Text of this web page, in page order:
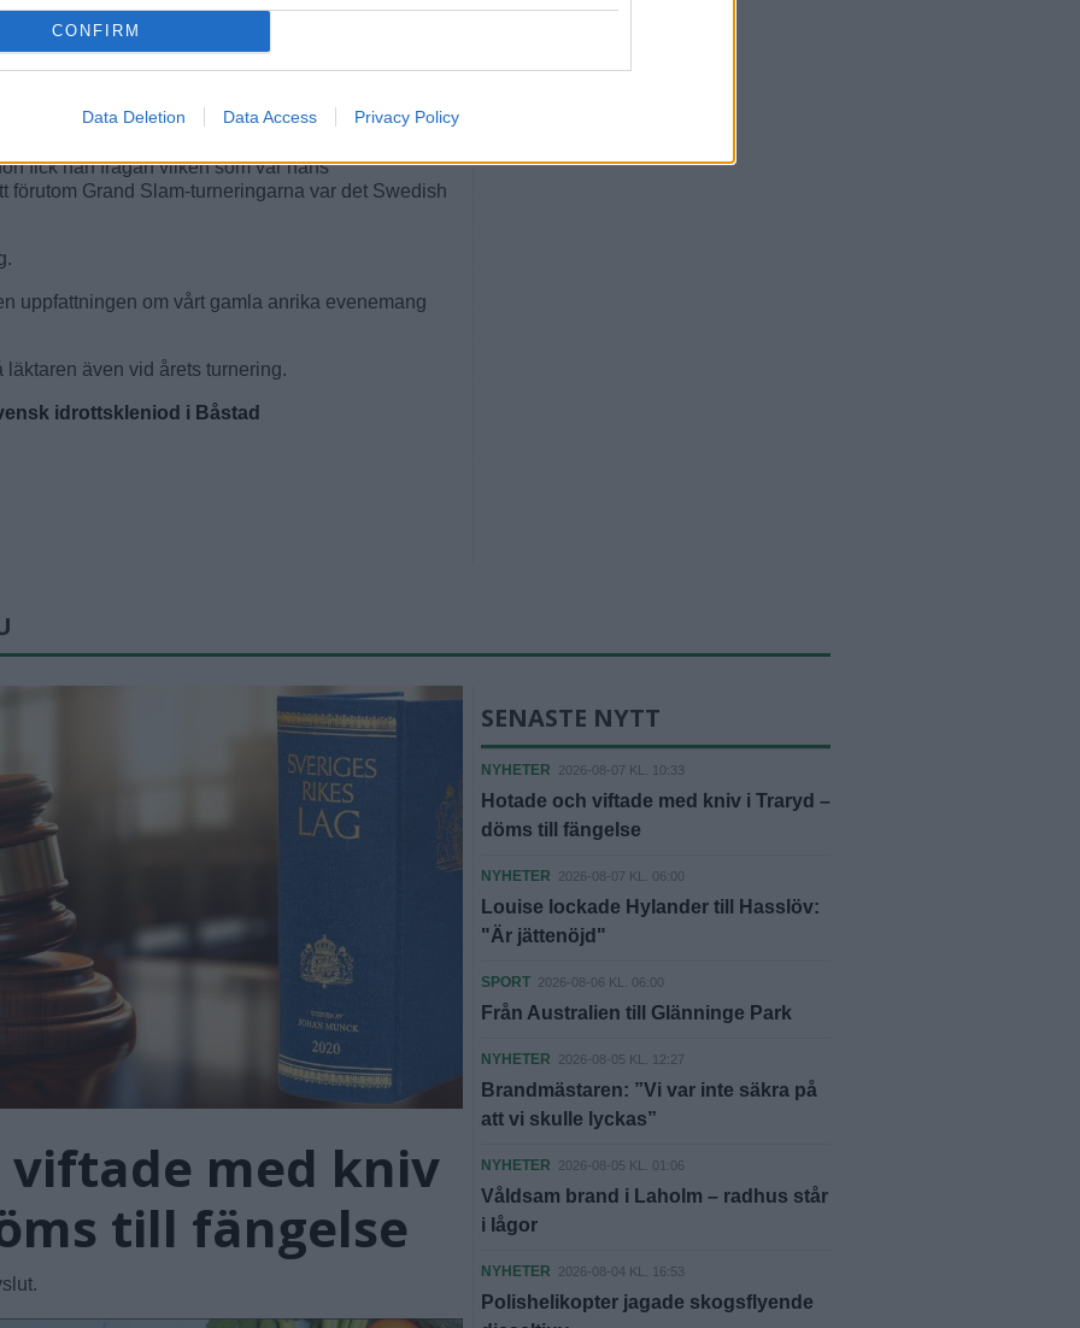
CONFIRM
Data Deletion Data Access Privacy Policy
krafterna till slut tog slut. Kort därefter avslutade
som säger mycket om vad Båstad betydde för den
fick han frågan vilken som var hans
förutom Grand Slam-turneringarna var det Swedish
uppfattningen om vårt gamla anrika evenemang
även vid årets turnering.
idrottskleniod i Båstad
viftade med kniv
till fängelse
SENASTE NYTT
NYHETER 2026-08-07 KL. 10:33
Hotade och viftade med kniv i Traryd –
döms till fängelse
NYHETER 2026-08-07 KL. 06:00
Louise lockade Hylander till Hasslöv:
"Är jättenöjd"
SPORT 2026-08-06 KL. 06:00
Från Australien till Glänninge Park
NYHETER 2026-08-05 KL. 12:27
Brandmästaren: ”Vi var inte säkra på
att vi skulle lyckas”
NYHETER 2026-08-05 KL. 01:06
Våldsam brand i Laholm – radhus står
i lågor
NYHETER 2026-08-04 KL. 16:53
Polishelikopter jagade skogsflyende